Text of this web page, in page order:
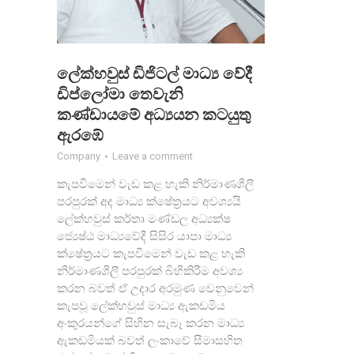
ලේක්හවුස් ඩිජිටල් මාධ්‍ය වේදී
ඩිප්ලෝමා තෙවැනි
කණ්ඩායමේ අධ්‍යයන කටයුතු
ඇරඹේ
Company Leave a comment
කැපවීමෙන් වැඩ කළ හැකි නිර්මාණශීලී
පරපුරක් අද මාධ්‍ය ක්ෂේත්‍රයට අවශ්‍යයි
ලේක්හවුස් කර්තෘ මණ්ඩල අධ්‍යක්ෂ
ජ්‍යෙෂ්ඨ මාධ්‍යවේදී සිසිර යාපා මාධ්‍ය
ක්ෂේත්‍රයට කැපවීමෙන් වැඩ කළ හැකි
නිර්මාණශීලී පරපුරක් බිහිකිරීම අවශ්‍ය
කරන බවත් ඒ උදාර අරමුණ වෙනුවෙන්
කැපවූ ලේක්හවුස් මාධ්‍ය ඇකඩමිය
අංකුරයන්ගේ සිහින සැබෑ කරන මාධ්‍ය
ඇකඩමියක් බවත් ලංකාවේ සීමාසහිත